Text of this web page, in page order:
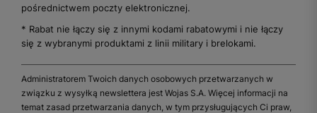
pośrednictwem poczty elektronicznej.
* Rabat nie łączy się z innymi kodami rabatowymi i nie łączy
się z wybranymi produktami z linii military i brelokami.
Administratorem Twoich danych osobowych przetwarzanych w
związku z wysyłką newslettera jest Wojas S.A. Więcej informacji na
temat zasad przetwarzania danych, w tym przysługujących Ci praw,